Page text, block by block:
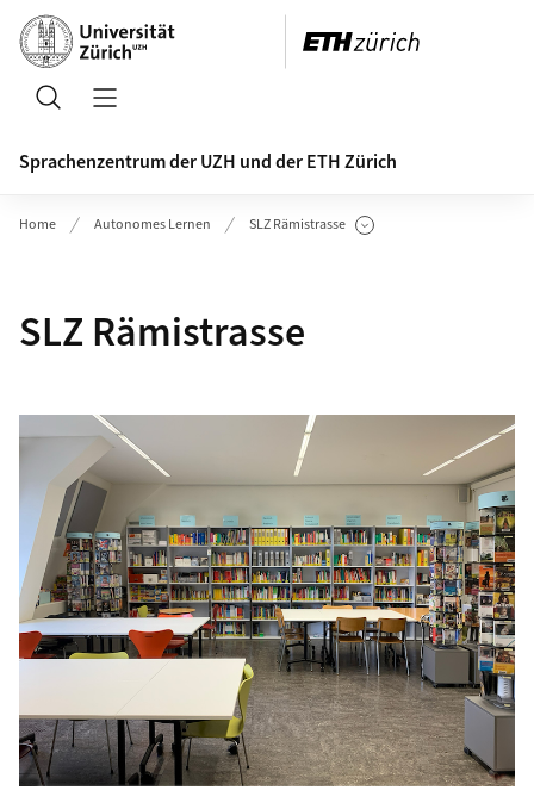
Header
Suche
Sprachenzentrum der UZH und der ETH Zürich
Home Autonomes Lernen SLZ Rämistrasse
Unterseiten anzeigen
SLZ Rämistrasse